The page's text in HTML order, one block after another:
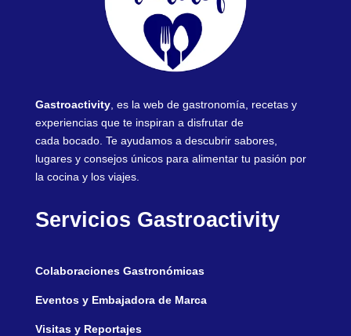
Gastroactivity, es la web de gastronomía, recetas y
experiencias que te inspiran a disfrutar de
cada bocado. Te ayudamos a descubrir sabores,
lugares y consejos únicos para alimentar tu pasión por
la cocina y los viajes.
Servicios Gastroactivity
Colaboraciones Gastronómicas
Eventos y Embajadora de Marca
Visitas y Reportajes